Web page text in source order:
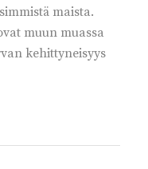
maista.
muun muassa
kehittyneisyys